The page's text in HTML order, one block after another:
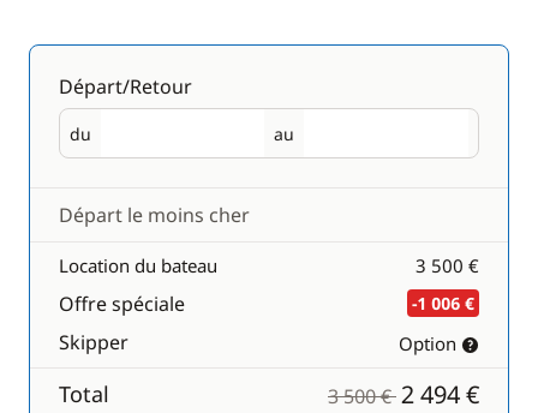
Départ/Retour
du
Départ au
Retour
Départ le moins cher
Location du bateau 3 500 €
Offre spéciale -1 006 €
Skipper Option
Total 3 500 €2 494 €